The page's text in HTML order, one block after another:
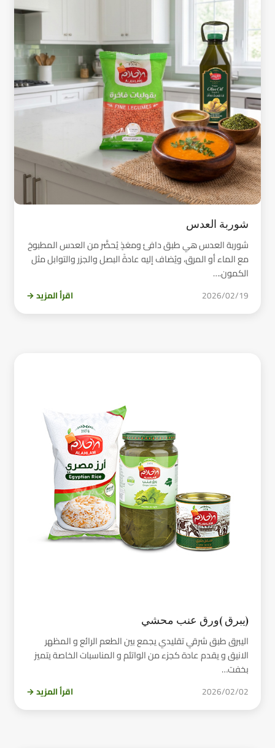
شوربة العدس
شوربة العدس هي طبق دافئ ومغذٍ يُحضَّر من العدس المطبوخ
مع الماء أو المرق، ويُضاف إليه عادةً البصل والجزر والتوابل مثل
الكمون.…
2026/02/19 اقرأ المزيد →
(يبرق )ورق عنب محشي
اليبرق طبق شرقي تقليدي يجمع بين الطعم الرائع و المظهر
الانيق و يقدم عادة كجزء من الواتئم و المناسبات الخاصة يتميز
بخفت…
2026/02/02 اقرأ المزيد →